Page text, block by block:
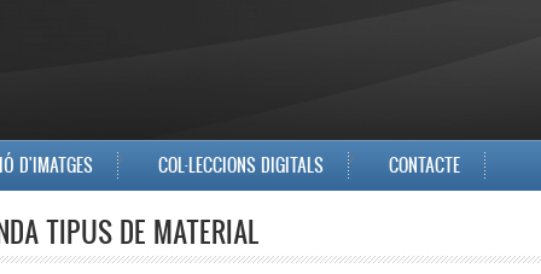
D'IMATGES COL·LECCIONS DIGITALS CONTACTE
TIPUS DE MATERIAL